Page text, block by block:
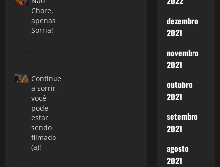
Chore,
apenas
Sorria!
Continue
a sorrir,
você
pode
estar
sendo
filmado
(a)!
dezembro
2021
novembro
2021
outubro
2021
setembro
2021
agosto
2021